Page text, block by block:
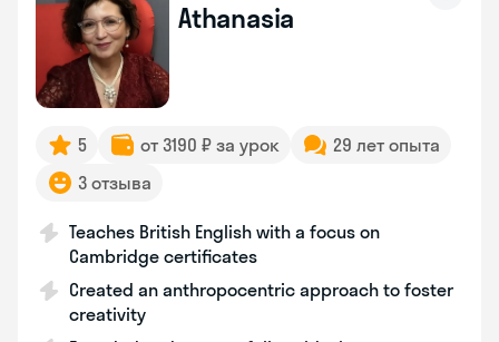
Athanasia
5 от 3190 ₽ за урок
29 лет опыта
3 отзыва
Teaches British English with a focus on
Cambridge certificates
Created an anthropocentric approach to foster
creativity